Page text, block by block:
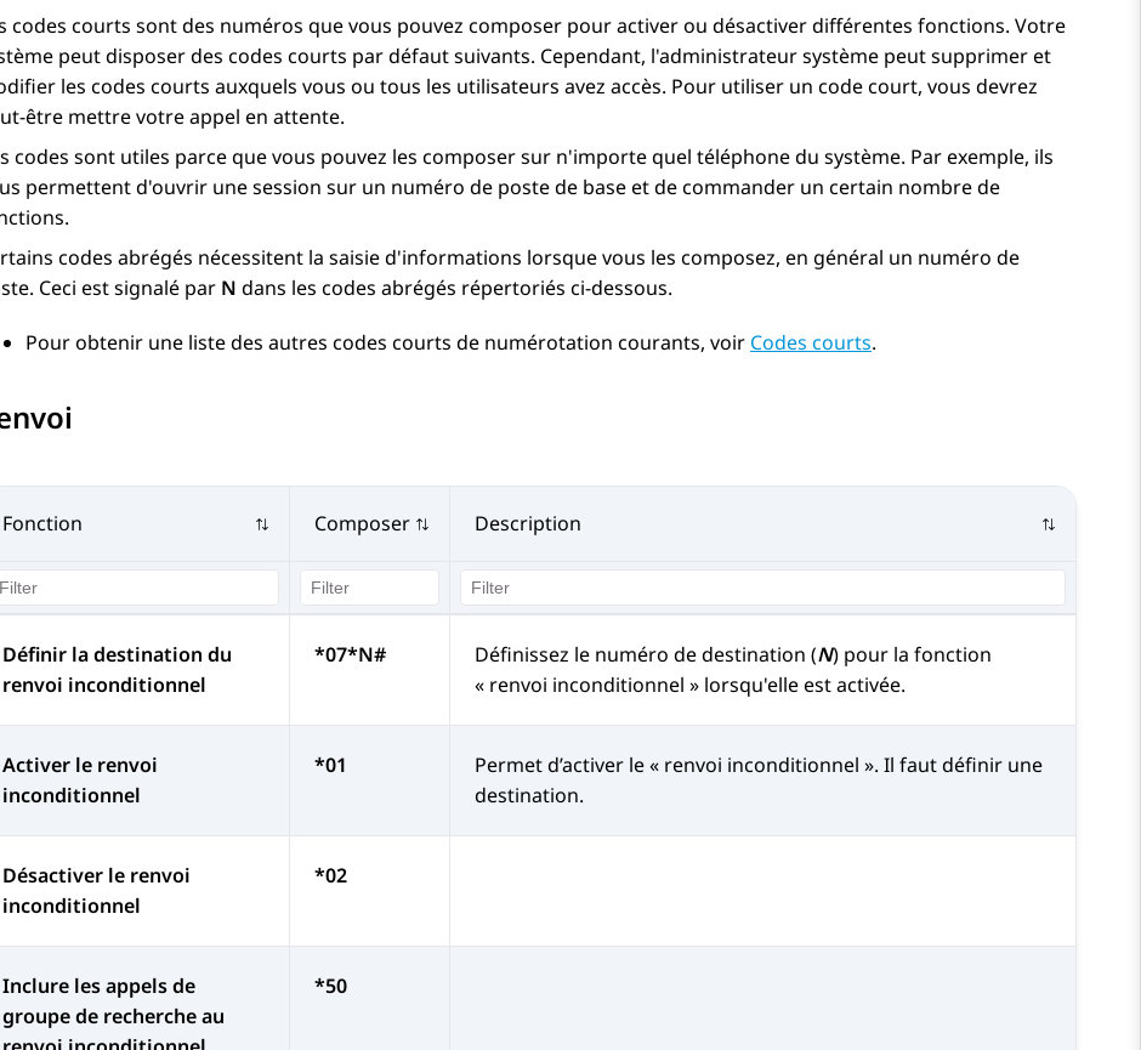
codes courts sont des numéros que vous pouvez composer pour activer ou désactiver différentes fonctions. Votre
peut disposer des codes courts par défaut suivants. Cependant, l'administrateur système peut supprimer et
les codes courts auxquels vous ou tous les utilisateurs avez accès. Pour utiliser un code court, vous devrez
être mettre votre appel en attente.
codes sont utiles parce que vous pouvez les composer sur n'importe quel téléphone du système. Par exemple, ils
permettent d'ouvrir une session sur un numéro de poste de base et de commander un certain nombre de
codes abrégés nécessitent la saisie d'informations lorsque vous les composez, en général un numéro de
Ceci est signalé par N dans les codes abrégés répertoriés ci-dessous.
Pour obtenir une liste des autres codes courts de numérotation courants, voir Codes courts.
Fonction Composer Description
Définir la destination du
renvoi inconditionnel
*07*N# Définissez le numéro de destination (N) pour la fonction
« renvoi inconditionnel » lorsqu'elle est activée.
Activer le renvoi
inconditionnel
*01
Permet d’activer le « renvoi inconditionnel ». Il faut définir une
destination.
Désactiver le renvoi
inconditionnel
*02
Inclure les appels de
groupe de recherche au
*50